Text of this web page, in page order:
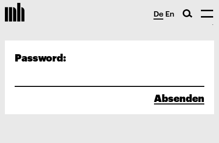
De En
Password:
Absenden